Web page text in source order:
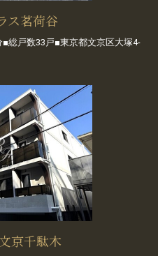
ス茗荷谷
総戸数33戸■東京都文京区大塚4-
京千駄木